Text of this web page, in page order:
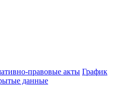
правовые акты График
данные